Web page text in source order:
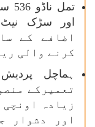
اضافے کے
کرنے والی
تعمیرکے
زیادہ
اور دشوار